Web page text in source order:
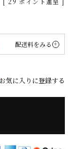
配送料をみる
気に入りに登録する